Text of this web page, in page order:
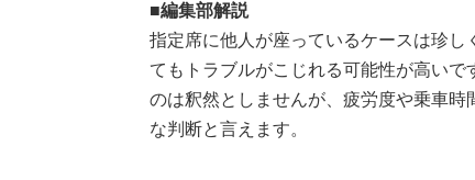
■編集部解説
指定席に他人が座っているケースは珍
てもトラブルがこじれる可能性が高い
のは釈然としませんが、疲労度や乗車
な判断と言えます。